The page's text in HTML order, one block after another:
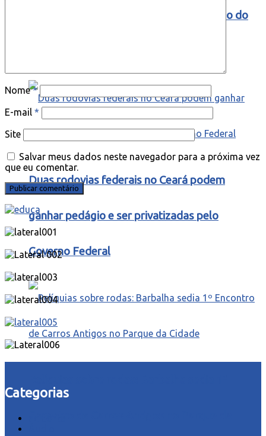
Elmano tem 33% na corrida pelo Governo do
Duas rodovias federais no Ceará podem
ganhar pedágio e ser privatizadas pelo
Governo Federal
Nome*
E-mail *
Site
Salvar meus dados neste navegador para a próxima vez
que eu comentar.
Categorias